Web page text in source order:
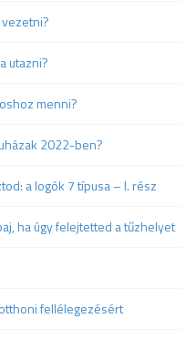
utazni?
menni?
2022-ben?
a logók 7 típusa – I. rész
ha úgy felejtetted a tűzhelyet
fellélegezésért